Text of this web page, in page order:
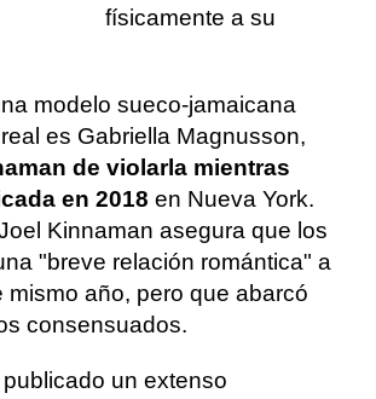
físicamente a su
modelo sueco-jamaicana
es Gabriella Magnusson,
de violarla mientras
en 2018 en Nueva York.
Kinnaman asegura que los
"breve relación romántica" a
mismo año, pero que abarcó
consensuados.
un extenso